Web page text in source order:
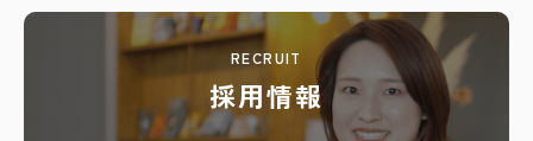
RECRUIT
採用情報